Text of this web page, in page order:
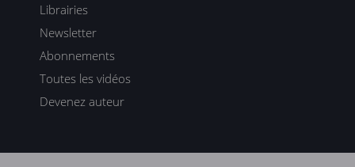
Librairies
Newsletter
Abonnements
Toutes les vidéos
Devenez auteur